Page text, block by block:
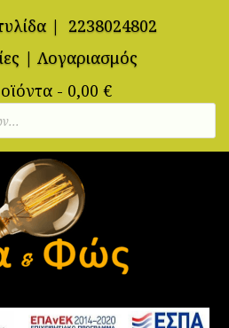
|
2238024802
| Λογαριασμός
- 0,00 €